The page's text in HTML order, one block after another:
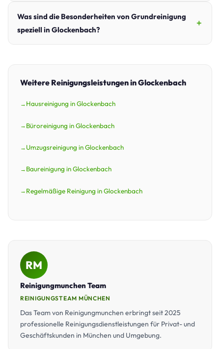
Was sind die Besonderheiten von Grundreinigung
speziell in Glockenbach?
Weitere Reinigungsleistungen in Glockenbach
Hausreinigung in Glockenbach
Büroreinigung in Glockenbach
Umzugsreinigung in Glockenbach
Baureinigung in Glockenbach
Regelmäßige Reinigung in Glockenbach
RM
Reinigungmunchen Team
REINIGUNGSTEAM MÜNCHEN
Das Team von Reinigungmunchen erbringt seit 2025
professionelle Reinigungsdienstleistungen für Privat- und
Geschäftskunden in München und Umgebung.